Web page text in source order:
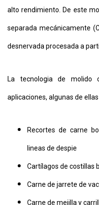
alto rendimiento. De este
separada mecánicamente
desnervada procesada a
La tecnologia de molido
aplicaciones, algunas de
Recortes de carne
lineas de despie
Cartílagos de costillas
Carne de jarrete de
Carne de mejilla y